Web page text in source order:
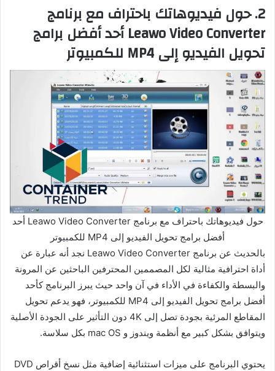
2. حول فيديوهاتك باحتراف مع برنامج
Leawo Video Converter أحد أفضل برامج
تحويل الفيديو إلى MP4 للكمبيوتر
حول فيديوهاتك باحتراف مع برنامج Leawo Video Converter أحد
أفضل برامج تحويل الفيديو إلى MP4 للكمبيوتر
بالحديث عن برنامج Leawo Video Converter نجد أنه عبارة عن
أداة احترافية مثالية لكل المصممين المحترفين الباحثين عن المرونة
والبسطة والكفاءة في الأداء في آن واحد حيث يبرز البرنامج كأحد
أفضل برامج تحويل الفيديو إلى MP4 للكمبيوتر، فهو يدعم تحويل
المقاطع المرئية بجودة تصل إلى 4K دون التأثير على الجودة الأصلية
ويتوافق بشكل كبير مع أنظمة ويندوز و mac OS بكل سلاسة.
يحتوي البرنامج على ميزات استثنائية إضافية مثل نسخ أقراص DVD